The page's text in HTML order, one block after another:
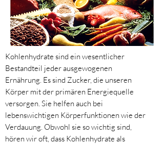
Kohlenhydrate sind ein wesentlicher
Bestandteil jeder ausgewogenen
Ernährung. Es sind Zucker, die unseren
Körper mit der primären Energiequelle
versorgen. Sie helfen auch bei
lebenswichtigen Körperfunktionen wie der
Verdauung. Obwohl sie so wichtig sind,
hören wir oft, dass Kohlenhydrate als